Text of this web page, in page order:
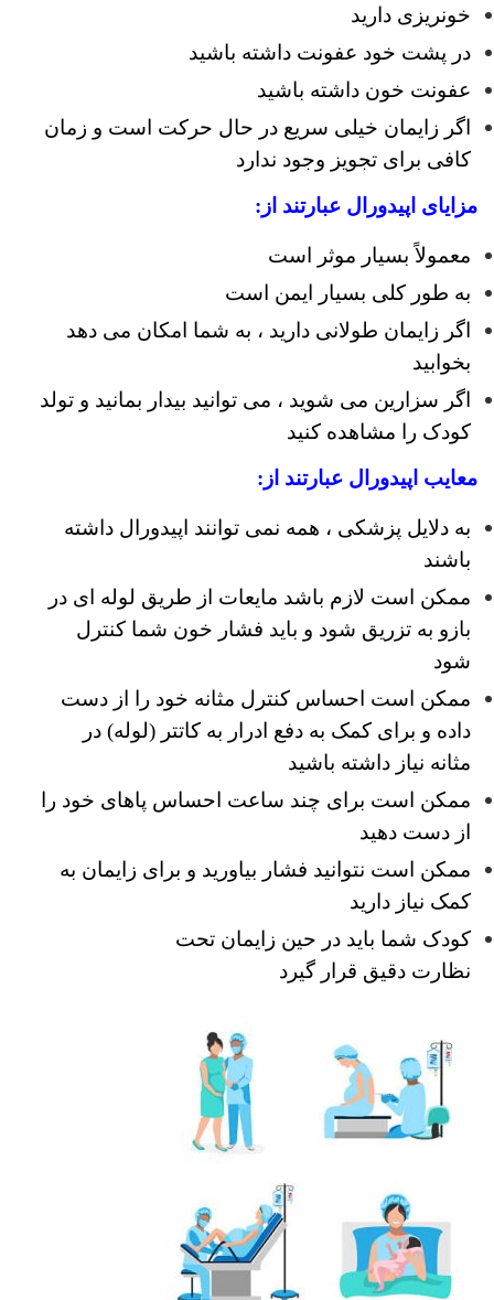
خونریزی دارید
در پشت خود عفونت داشته باشید
عفونت خون داشته باشید
اگر زایمان خیلی سریع در حال حرکت است و زمان
کافی برای تجویز وجود ندارد
مزایای اپیدورال عبارتند از:
معمولاً بسیار موثر است
به طور کلی بسیار ایمن است
اگر زایمان طولانی دارید ، به شما امکان می دهد
بخوابید
اگر سزارین می شوید ، می توانید بیدار بمانید و تولد
کودک را مشاهده کنید
معایب اپیدورال عبارتند از:
به دلایل پزشکی ، همه نمی توانند اپیدورال داشته
باشند
ممکن است لازم باشد مایعات از طریق لوله ای در
بازو به تزریق شود و باید فشار خون شما کنترل
شود
ممکن است احساس کنترل مثانه خود را از دست
داده و برای کمک به دفع ادرار به کاتتر (لوله) در
مثانه نیاز داشته باشید
ممکن است برای چند ساعت احساس پاهای خود را
از دست دهید
ممکن است نتوانید فشار بیاورید و برای زایمان به
کمک نیاز دارید
کودک شما باید در حین زایمان تحت
نظارت دقیق قرار گیرد